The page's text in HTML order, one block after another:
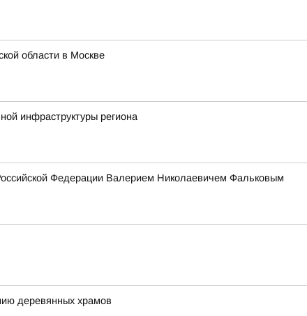
области в Москве
инфраструктуры региона
Федерации Валерием Николаевичем Фальковым
деревянных храмов